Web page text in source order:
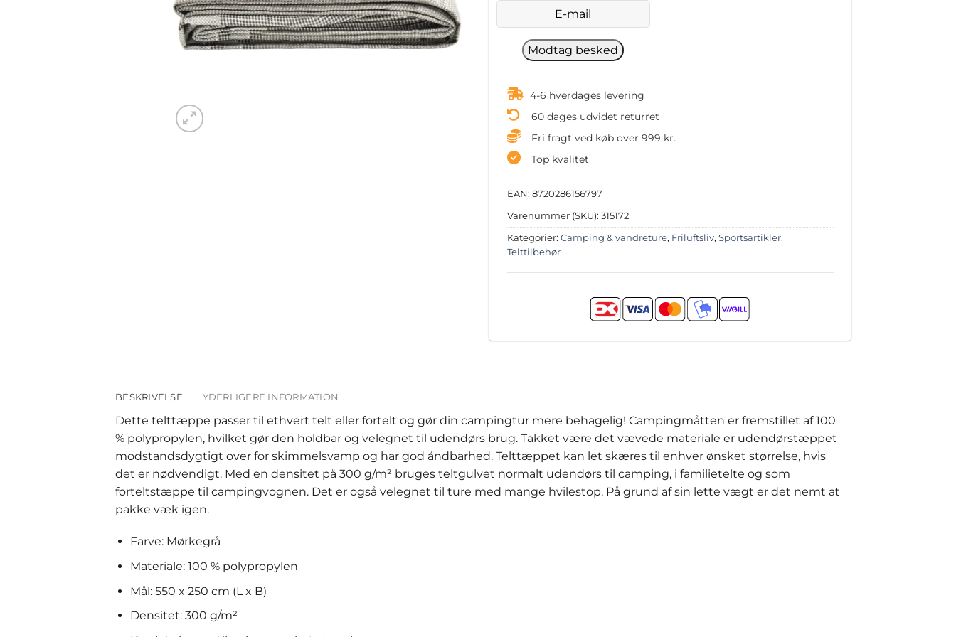
4-6 hverdages levering
60 dages udvidet returret
Fri fragt ved køb over 999 kr.
Top kvalitet
EAN: 8720286156797
Varenummer (SKU): 315172
Kategorier: Camping & vandreture, Friluftsliv, Sportsartikler,
Telttilbehør
BESKRIVELSE YDERLIGERE INFORMATION
Dette telttæppe passer til ethvert telt eller fortelt og gør din campingtur mere behagelig! Campingmåtten er fremstillet af 100
% polypropylen, hvilket gør den holdbar og velegnet til udendørs brug. Takket være det vævede materiale er udendørstæppet
modstandsdygtigt over for skimmelsvamp og har god åndbarhed. Telttæppet kan let skæres til enhver ønsket størrelse, hvis
det er nødvendigt. Med en densitet på 300 g/m² bruges teltgulvet normalt udendørs til camping, i familietelte og som
forteltstæppe til campingvognen. Det er også velegnet til ture med mange hvilestop. På grund af sin lette vægt er det nemt at
pakke væk igen.
Farve: Mørkegrå
Materiale: 100 % polypropylen
Mål: 550 x 250 cm (L x B)
Densitet: 300 g/m²